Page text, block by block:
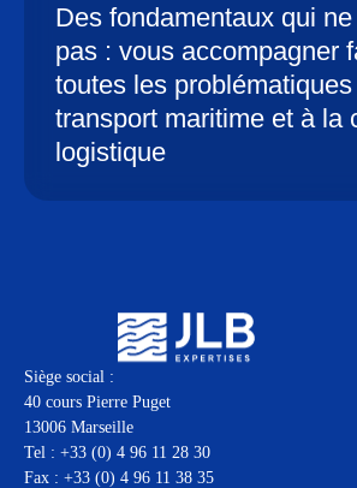
Des fondamentaux qui
pas : vous accompagner
toutes les
transport maritime et à la
logistique
Siège social :
40 cours Pierre Puget
13006 Marseille
Tel : +33 (0) 4 96 11 28 30
Fax : +33 (0) 4 96 11 38 35